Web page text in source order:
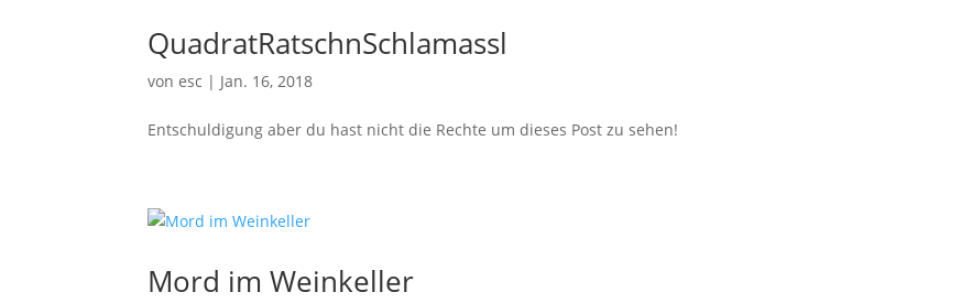
QuadratRatschnSchlamassl
vonesc | Jan. 16, 2018
Entschuldigung aber du hast nicht die Rechte um dieses Post zu sehen!
Mord im Weinkeller